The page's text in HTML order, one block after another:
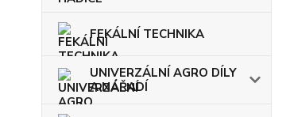
FEKÁLNÍ TECHNIKA
UNIVERZÁLNÍ AGRO DÍLY
A NÁŘADÍ